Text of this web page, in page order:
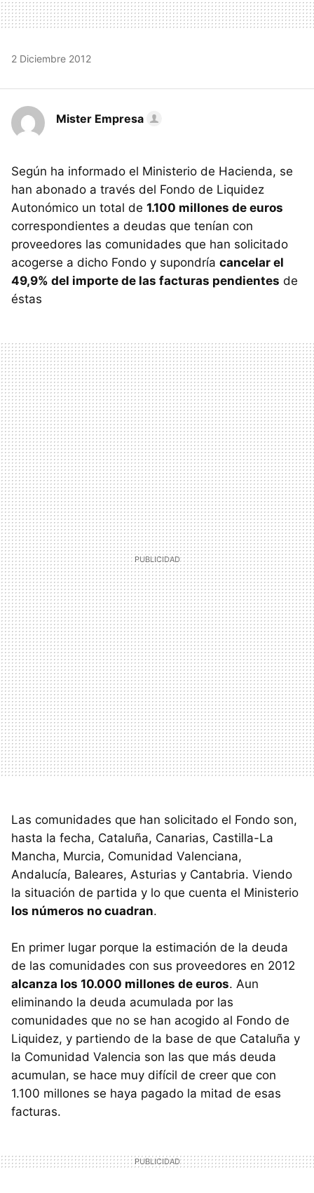
2 Diciembre 2012
Mister Empresa
Según ha informado el Ministerio de Hacienda, se
han abonado a través del Fondo de Liquidez
Autonómico un total de 1.100 millones de euros
correspondientes a deudas que tenían con
proveedores las comunidades que han solicitado
acogerse a dicho Fondo y supondría cancelar el
49,9% del importe de las facturas pendientes de
éstas
Las comunidades que han solicitado el Fondo son,
hasta la fecha, Cataluña, Canarias, Castilla-La
Mancha, Murcia, Comunidad Valenciana,
Andalucía, Baleares, Asturias y Cantabria. Viendo
la situación de partida y lo que cuenta el Ministerio
los números no cuadran.
En primer lugar porque la estimación de la deuda
de las comunidades con sus proveedores en 2012
alcanza los 10.000 millones de euros. Aun
eliminando la deuda acumulada por las
comunidades que no se han acogido al Fondo de
Liquidez, y partiendo de la base de que Cataluña y
la Comunidad Valencia son las que más deuda
acumulan, se hace muy difícil de creer que con
1.100 millones se haya pagado la mitad de esas
facturas.